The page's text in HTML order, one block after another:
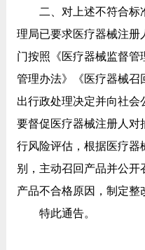
二、对上述不符合标
理局已要求医疗器械注册
门按照《医疗器械监督管
管理办法》《医疗器械召
出行政处理决定并向社会
要督促医疗器械注册人对
行风险评估，根据医疗器
别，主动召回产品并公开
产品不合格原因，制定整
特此通告。